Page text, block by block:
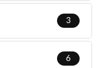
3
6